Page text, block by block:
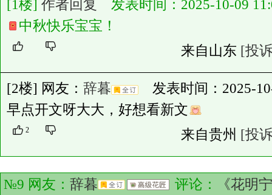
[1楼] 作者回复
发表时间：2025-10-09
中秋快乐宝宝！
来自山东 [投
[2楼] 网友： 辞暮
发表时间：2025-
早点开文呀大大，好想看新文
2 来自贵州 [投
№9 网友： 辞暮 评论：
《花明